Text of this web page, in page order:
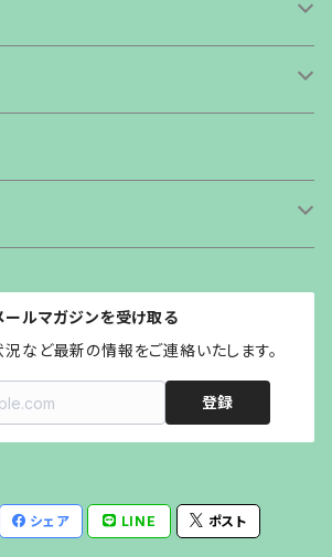
valoa
ールマガジンを受け取る
など最新の情報をご連絡いたします。
登録
シェア LINE ポスト